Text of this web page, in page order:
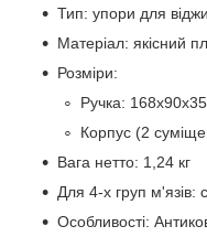
Тип: упори для
Матеріал: якісний
Розміри:
Ручка:
Корпус (2
Вага нетто: 1,24 кг
Для 4-х груп м'язів:
Особливості: